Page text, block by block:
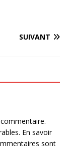
SUIVANT
En savoir
sont